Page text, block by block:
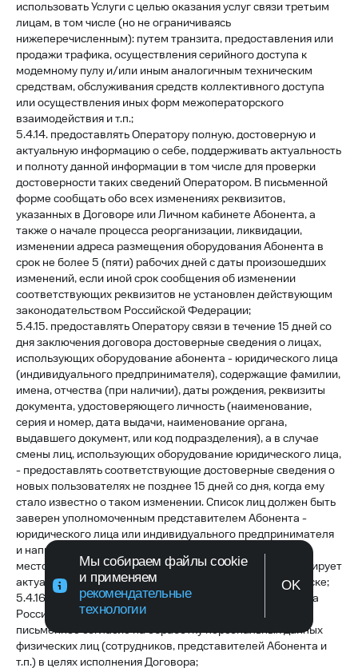
Мы собираем файлы cookie
и применяем
рекомендательные
технологии
OK
использовать Услуги с целью оказания услуг связи третьим
лицам, в том числе (но не ограничиваясь
нижеперечисленным): путем транзита, предоставления или
продажи трафика, осуществления серийного доступа к
модемному пулу и/или иным аналогичным техническим
средствам, обслуживания средств коллективного доступа
или осуществления иных форм межоператорского
взаимодействия и т.п.;
5.4.14. предоставлять Оператору полную, достоверную и
актуальную информацию о себе, поддерживать актуальность
и полноту данной информации в том числе для проверки
достоверности таких сведений Оператором. В письменной
форме сообщать обо всех изменениях реквизитов,
указанных в Договоре или Личном кабинете Абонента, а
также о начале процесса реорганизации, ликвидации,
изменении адреса размещения оборудования Абонента в
срок не более 5 (пяти) рабочих дней с даты произошедших
изменений, если иной срок сообщения об изменении
соответствующих реквизитов не установлен действующим
законодательством Российской Федерации;
5.4.15. предоставлять Оператору связи в течение 15 дней со
дня заключения договора достоверные сведения о лицах,
использующих оборудование абонента - юридического лица
(индивидуального предпринимателя), содержащие фамилии,
имена, отчества (при наличии), даты рождения, реквизиты
документа, удостоверяющего личность (наименование,
серия и номер, дата выдачи, наименование органа,
выдавшего документ, или код подразделения), а в случае
смены лиц, использующих оборудование юридического лица,
- предоставлять соответствующие достоверные сведения о
новых пользователях не позднее 15 дней со дня, когда ему
стало известно о таком изменении. Список лиц должен быть
заверен уполномоченным представителем Абонента -
юридического лица или индивидуального предпринимателя
и направлен почтовым отправлением по адресу
местонахождения Оператора. При этом Абонент гарантирует
актуальность и достоверность данных, указанных в списке;
5.4.16. в соответствии с требованиями законодательства
Российской Федерации самостоятельно получать
письменное согласие на обработку персональных данных
физических лиц (сотрудников, представителей Абонента и
т.п.) в целях исполнения Договора;